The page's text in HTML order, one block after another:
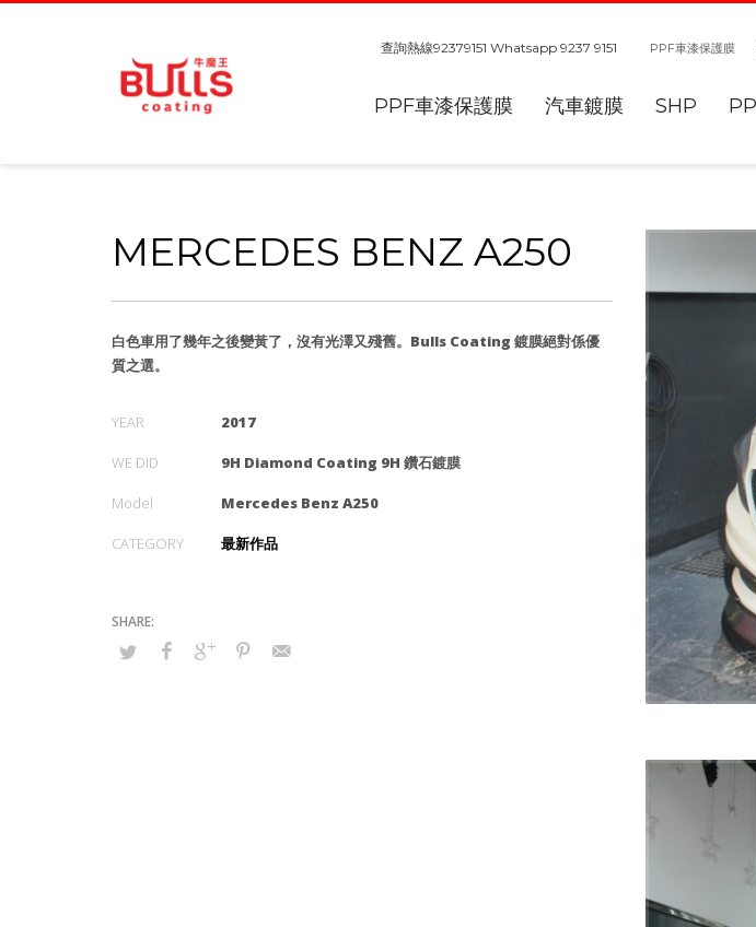
查詢熱線92379151 Whatsapp 9237 9151 PPF車漆保護膜
PPF車漆保護膜 汽車鍍膜 SHP
MERCEDES BENZ A250
白色車用了幾年之後變黃了，沒有光澤又殘舊。Bulls Coating 鍍膜絕對係優
質之選。
YEAR 2017
WE DID 9H Diamond Coating 9H 鑽石鍍膜
Model Mercedes Benz A250
CATEGORY 最新作品